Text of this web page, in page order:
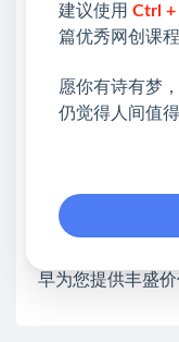
网赚基地简介
❤本站：本站整
类&副业类，资源
❤本站为众多团
开启网络之门，
早为您提供丰盛
建议使用 Ctrl +
篇优秀网创课程
愿你有诗有梦
仍觉得人间值